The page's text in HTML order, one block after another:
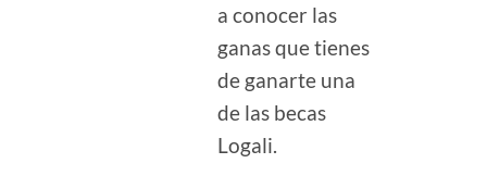
a conocer las
ganas que tienes
de ganarte una
de las becas
Logali.